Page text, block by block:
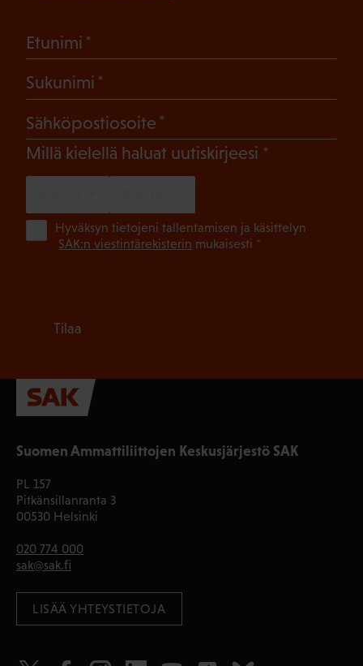
Suomen Ammattiliittojen Keskusjärjestö SAK
PL 157
Pitkänsillanranta 3
00530 Helsinki
020 774 000
sak@sak.fi
LISÄÄ YHTEYSTIETOJA
Etunimi
Sukunimi
Sähköpostiosoite
Millä kielellä haluat uutiskirjeesi (Pakollinen)
Hyväksyn tietojeni tallentamisen ja käsittelyn
SAK:n viestintärekisterin mukaisesti *
Tilaa